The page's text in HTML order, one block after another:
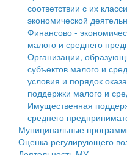
Противодействие
Контрольно-счетная
Персональные данные
Оценка регулирующего
Деятельность МУ
Нормативы
Правила
соответствии с их
экономической
Финансово -
малого и среднего
Организации,
субъектов малого и
условия и порядок
поддержки малого и
Имущественная
среднего
Муниципальные
Оценка регулирующего